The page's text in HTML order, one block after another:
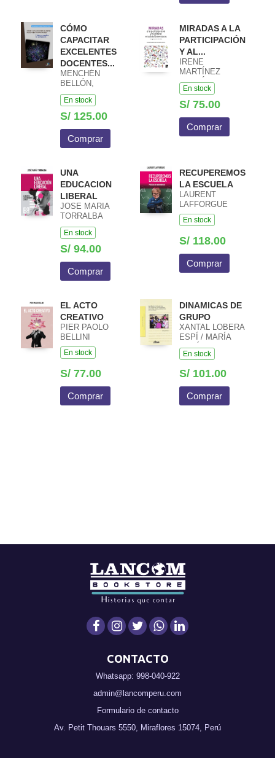
CÓMO
CAPACITAR
EXCELENTES
DOCENTES...
MENCHÉN
BELLÓN,
FRANCISCO
En stock
S/ 125.00
Comprar
MIRADAS A LA
PARTICIPACIÓN
Y AL...
IRENE
MARTÍNEZ
MARTÍN, JON
SANZ
LANDALUCE
En stock
S/ 75.00
Comprar
UNA
EDUCACION
LIBERAL
JOSE MARIA
TORRALBA
LOPEZ
En stock
S/ 94.00
Comprar
RECUPEREMOS
LA ESCUELA
LAURENT
LAFFORGUE
En stock
S/ 118.00
Comprar
EL ACTO
CREATIVO
PIER PAOLO
BELLINI
En stock
S/ 77.00
Comprar
DINAMICAS DE
GRUPO
XANTAL LOBERA
ESPÍ / MARÍA
JOSÉ BUJ
PEREDA
En stock
S/ 101.00
Comprar
CONTACTO
Whatsapp: 998-040-922
admin@lancomperu.com
Formulario de contacto
Av. Petit Thouars 5550, Miraflores 15074, Perú